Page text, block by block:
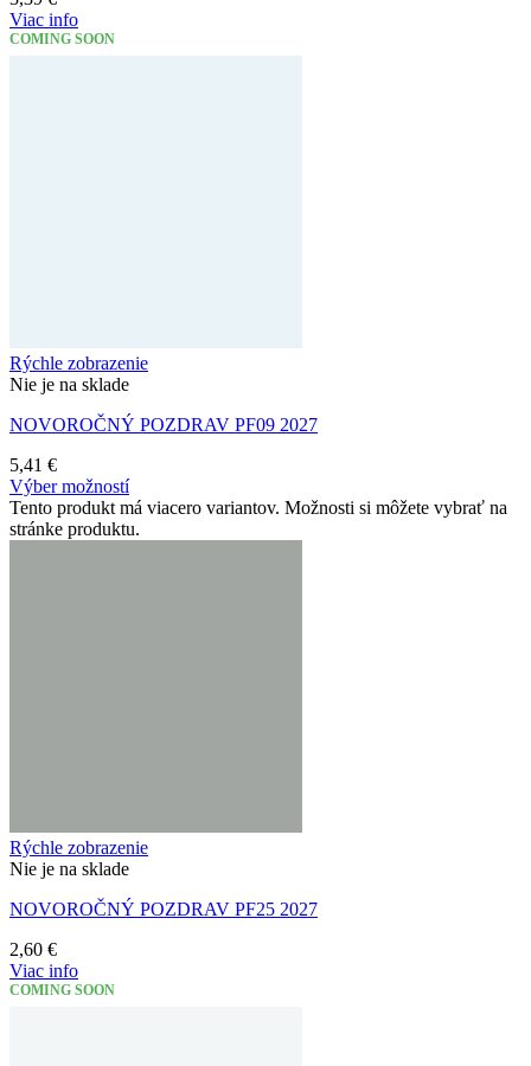
Viac info
COMING SOON
Rýchle zobrazenie
Nie je na sklade
NOVOROČNÝ POZDRAV PF09 2027
5,41 €
Výber možností
Tento produkt má viacero variantov. Možnosti si môžete vybrať na
stránke produktu.
Rýchle zobrazenie
Nie je na sklade
NOVOROČNÝ POZDRAV PF25 2027
2,60 €
Viac info
COMING SOON